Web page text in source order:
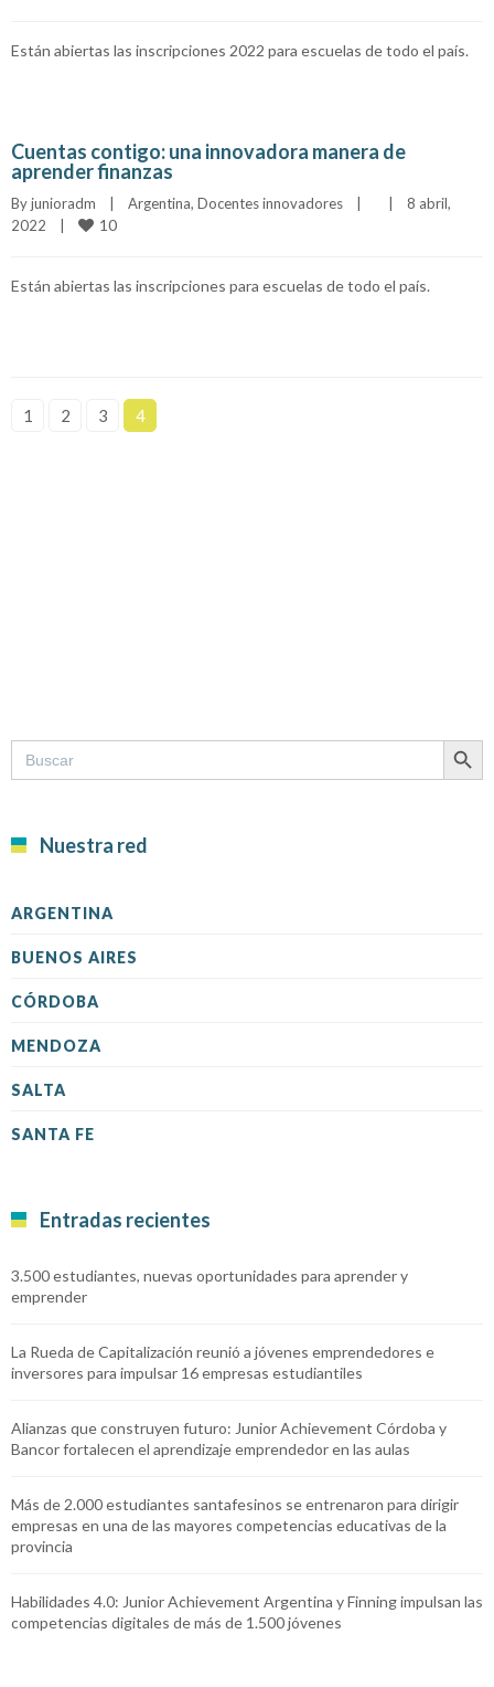
Están abiertas las inscripciones 2022 para escuelas de todo el país.
Cuentas contigo: una innovadora manera de
aprender finanzas
By junioradm Argentina, Docentes innovadores
8 abril,
2022
10
Están abiertas las inscripciones para escuelas de todo el país.
1 2 3 4
Search
for:
SEARCH
Nuestra red
ARGENTINA
BUENOS AIRES
CÓRDOBA
MENDOZA
SALTA
SANTA FE
Entradas recientes
3.500 estudiantes, nuevas oportunidades para aprender y
emprender
La Rueda de Capitalización reunió a jóvenes emprendedores e
inversores para impulsar 16 empresas estudiantiles
Alianzas que construyen futuro: Junior Achievement Córdoba y
Bancor fortalecen el aprendizaje emprendedor en las aulas
Más de 2.000 estudiantes santafesinos se entrenaron para dirigir
empresas en una de las mayores competencias educativas de la
provincia
Habilidades 4.0: Junior Achievement Argentina y Finning impulsan las
competencias digitales de más de 1.500 jóvenes